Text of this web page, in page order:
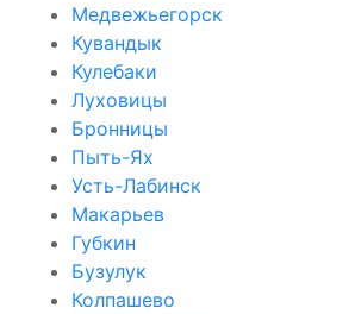
Медвежьегорск
Кувандык
Кулебаки
Луховицы
Бронницы
Пыть-Ях
Усть-Лабинск
Макарьев
Губкин
Бузулук
Колпашево